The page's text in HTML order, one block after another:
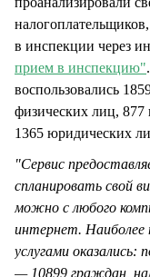
в инспекции через
прием в инспекцию"
воспользовались
физических лиц,
1365 юридических
"Сервис
спланировать свой
можно с любого
интернет. Наиболее
услугами
— 10899 граждан,